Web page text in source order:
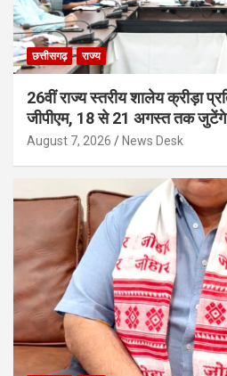
छत्तीसगढ़ राज्य
26वीं राज्य स्तरीय शालेय क्रीड़ा
जीपीएम, 18 से 21 अगस्त तक
August 7, 2026 News Desk